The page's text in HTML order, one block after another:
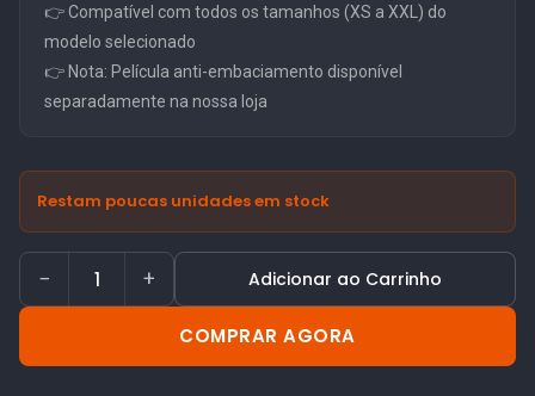
👉 Compatível com todos os tamanhos (XS a XXL) do
modelo selecionado
👉 Nota: Película anti-embaciamento disponível
separadamente na nossa loja
Restam poucas unidades em stock
− + Adicionar ao Carrinho
COMPRAR AGORA